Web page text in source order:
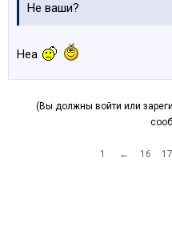
Не ваши?
Неа
(Вы должны войти или
1 ← 16 17